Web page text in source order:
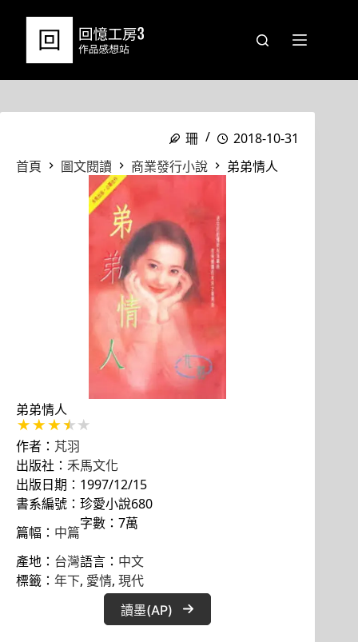
珊
2018-10-31
首頁
圖文閱讀 商業發行小說 弟弟情人
弟弟情人
作者： 芃羽
出版社： 禾馬文化
出版日期：1997/12/15
書系編號：珍愛小說680
篇幅： 中篇
字數：7萬
產地： 台灣語言： 中文
標籤： 年下, 愛情, 現代
讀墨(AP)